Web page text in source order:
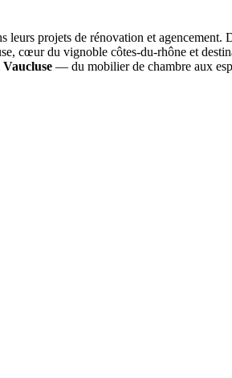
projets de rénovation et agencement.
cœur du vignoble côtes-du-rhône et
Vaucluse — du mobilier de chambre aux